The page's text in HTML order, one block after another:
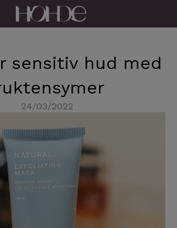
sensitiv hud med
24/03/2022